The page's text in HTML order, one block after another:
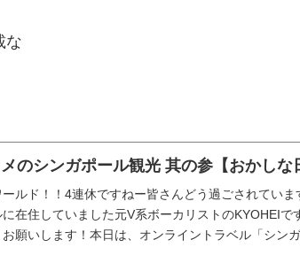
な
のシンガポール観光 其の参【おかしな
ルド！！4連休ですねー皆さんどう過ごされていま
在住していました元V系ボーカリストのKYOHEIで
お願いします！本日は、オンライントラベル「シン
ス...